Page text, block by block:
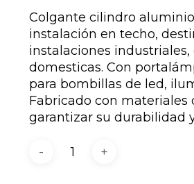
Colgante cilindro
instalación en techo,
instalaciones
domesticas. Con
para bombillas de led,
Fabricado con materiales
garantizar su durabilidad